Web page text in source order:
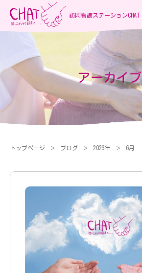
訪問看護ステーションCHAT
アーカイブ
トップページ ブログ 2023年 6月